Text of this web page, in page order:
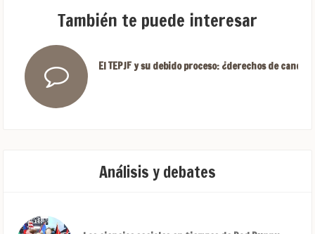
También te puede interesar
El TEPJF y su debido proceso: ¿derechos de
Análisis y debates